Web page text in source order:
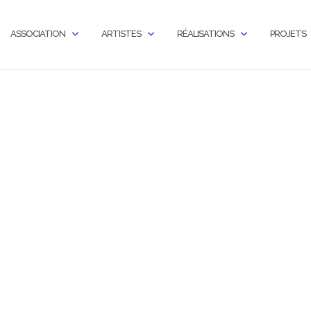
ASSOCIATION ARTISTES RÉALISATIONS PROJETS